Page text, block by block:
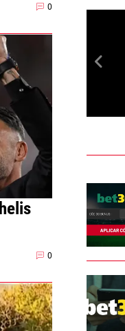
0
0